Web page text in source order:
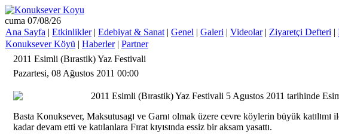
cuma 07/08/26
Ana Sayfa | Etkinlikler| Edebiyat & Sanat | Genel | Galeri | Videolar| Ziyaretçi Defteri |
Konuksever Köyü | Haberler| Partner
2011 Esimli (Bırastik) Yaz Festivali
Pazartesi, 08 Ağustos 2011 00:00
2011 Esimli (Bırastik) Yaz Festivali 5 Agustos 2011 tarihinde
Basta Konuksever, Maksutusagı ve Garnı olmak üzere cevre köylerin büyük katılımı
kadar devam etti ve katılanlara Fırat kıyısında essiz bir aksam yasattı.